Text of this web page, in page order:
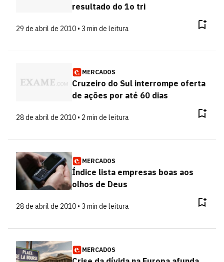
resultado do 1o tri
29 de abril de 2010 • 3 min de leitura
MERCADOS
Cruzeiro do Sul interrompe oferta
de ações por até 60 dias
28 de abril de 2010 • 2 min de leitura
MERCADOS
Índice lista empresas boas aos
olhos de Deus
28 de abril de 2010 • 3 min de leitura
MERCADOS